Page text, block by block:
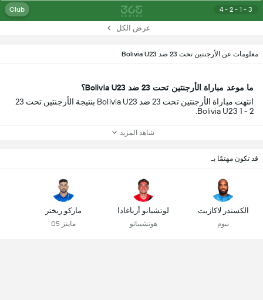
4 - 2 - 1 - 3
Club
عرض الكل
معلومات عن الأرجنتين تحت 23 ضد Bolivia U23
ما موعد مباراة الأرجنتين تحت 23 ضد Bolivia U23؟
انتهت مباراة الأرجنتين تحت 23 ضد Bolivia U23 بنتيجة الأرجنتين تحت 23
2 - 1 Bolivia U23.
شاهد المزيد
قد تكون مهتمًا بـ
الكسندر لاكازيت
نيوم
لوتشيانو أرياغادا
هوتشيباتو
ماركو ريختر
ماينز 05